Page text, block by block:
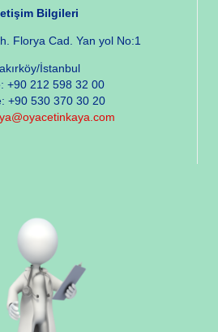
Bilgileri
Florya Cad. Yan yol No:1
İstanbul
+90 212 598 32 00
+90 530 370 30 20